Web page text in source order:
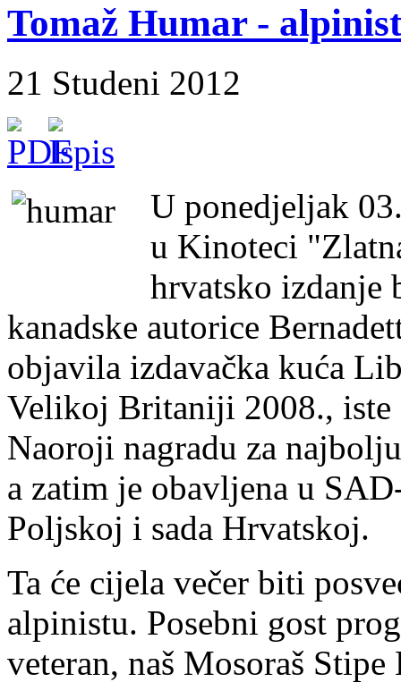
Tomaž Humar -
21 Studeni 2012
U ponedjeljak
u Kinoteci
hrvatsko izdanje
kanadske autorice
objavila izdavačka kuća
Velikoj Britaniji 2008., iste
Naoroji nagradu za
a zatim je obavljena u
Poljskoj i sada Hrvatskoj.
Ta će cijela večer biti
alpinistu. Posebni gost
veteran, naš Mosoraš